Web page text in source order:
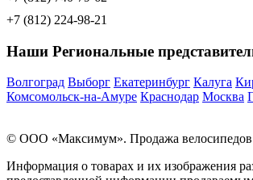
+7 (812) 224-98-21
Наши Региональные
Волгоград Выборг Екатеринбург Калуга
Комсомольск-на-Амуре Краснодар Москва
© OOO «Максимум». Продажа
Информация о товарах и их изображения